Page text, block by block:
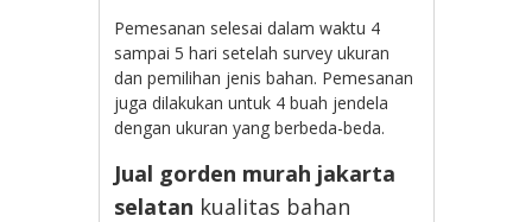
Pemesanan selesai dalam waktu 4
sampai 5 hari setelah survey ukuran
dan pemilihan jenis bahan. Pemesanan
juga dilakukan untuk 4 buah jendela
dengan ukuran yang berbeda-beda.
Jual gorden murah jakarta
selatan kualitas bahan